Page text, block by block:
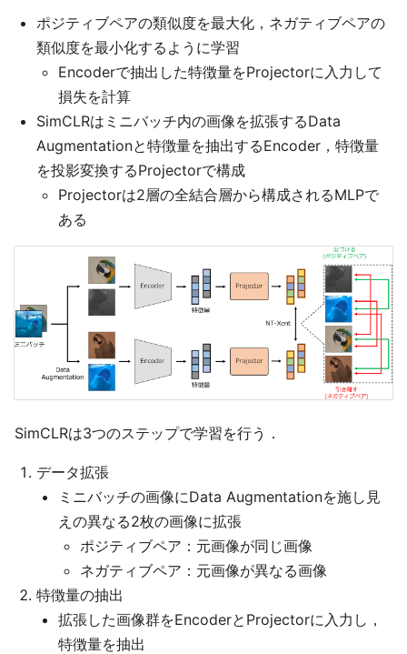
ポジティブペアの類似度を最大化，ネガティブペアの
類似度を最小化するように学習
Encoderで抽出した特徴量をProjectorに入力して
損失を計算
SimCLRはミニバッチ内の画像を拡張するData
Augmentationと特徴量を抽出するEncoder，特徴量
を投影変換するProjectorで構成
Projectorは2層の全結合層から構成されるMLPで
ある
SimCLRは3つのステップで学習を行う．
データ拡張
ミニバッチの画像にData Augmentationを施し見
えの異なる2枚の画像に拡張
ポジティブペア：元画像が同じ画像
ネガティブペア：元画像が異なる画像
特徴量の抽出
拡張した画像群をEncoderとProjectorに入力し，
特徴量を抽出